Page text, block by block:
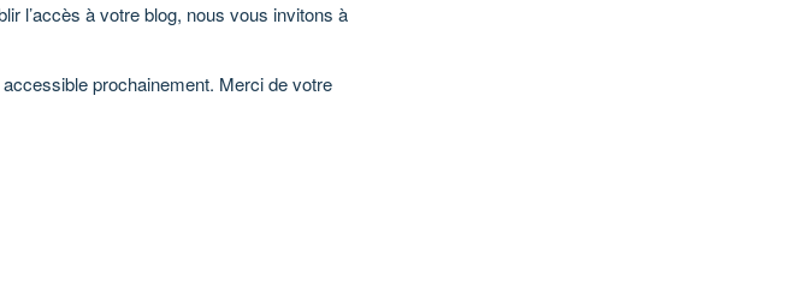
l’accès à votre blog, nous vous invitons à
prochainement. Merci de votre